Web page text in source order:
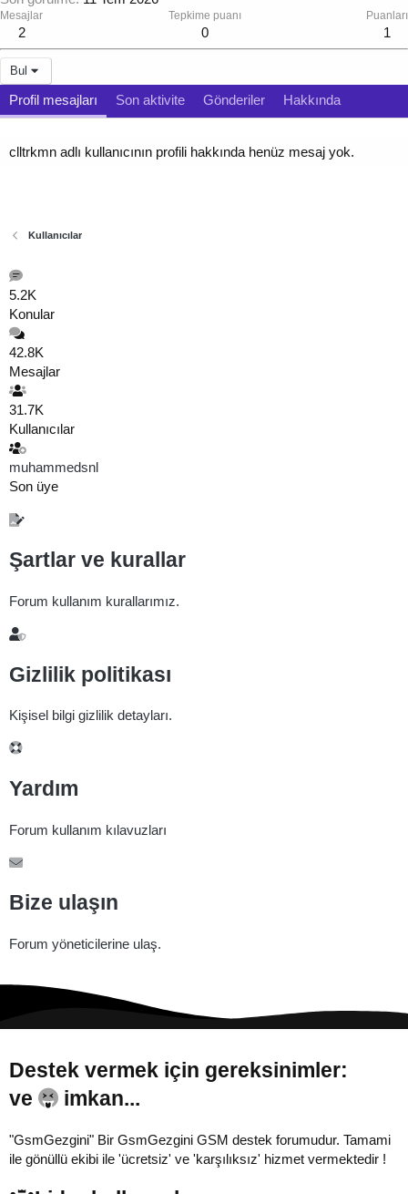
Mesajlar
2
Tepkime puanı
0
Puanları
1
Bul
Profil mesajları Son aktivite Gönderiler Hakkında
clltrkmn adlı kullanıcının profili hakkında henüz mesaj yok.
Kullanıcılar
5.2K
Konular
42.8K
Mesajlar
31.7K
Kullanıcılar
muhammedsnl
Son üye
Şartlar ve kurallar
Forum kullanım kurallarımız.
Gizlilik politikası
Kişisel bilgi gizlilik detayları.
Yardım
Forum kullanım kılavuzları
Bize ulaşın
Forum yöneticilerine ulaş.
Destek vermek için gereksinimler:
Gönül...
"GsmGezgini" Bir GsmGezgini GSM destek forumudur. Tamami
ile gönüllü ekibi ile 'ücretsiz' ve 'karşılıksız' hizmet vermektedir !